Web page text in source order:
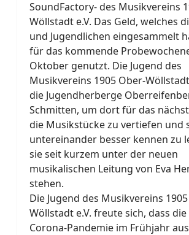
SoundFactory- des Musikvereins
Wöllstadt e.V. Das Geld, welches
und Jugendlichen eingesammelt
für das kommende
Oktober genutzt. Die Jugend des
Musikvereins 1905 Ober-
die Jugendherberge
Schmitten, um dort für das
die Musikstücke zu vertiefen und
untereinander besser kennen zu
sie seit kurzem unter der neuen
musikalischen Leitung von Eva
stehen.
Die Jugend des Musikvereins
Wöllstadt e.V. freute sich, dass
Corona-Pandemie im Frühjahr